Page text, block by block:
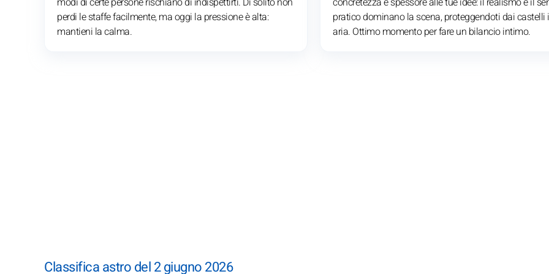
perdi le staffe facilmente, ma oggi la pressione è alta:
mantieni la calma.
pratico dominano la scena, proteggendoti dai castelli
aria. Ottimo momento per fare un bilancio intimo.
Classifica astro del 2 giugno 2026